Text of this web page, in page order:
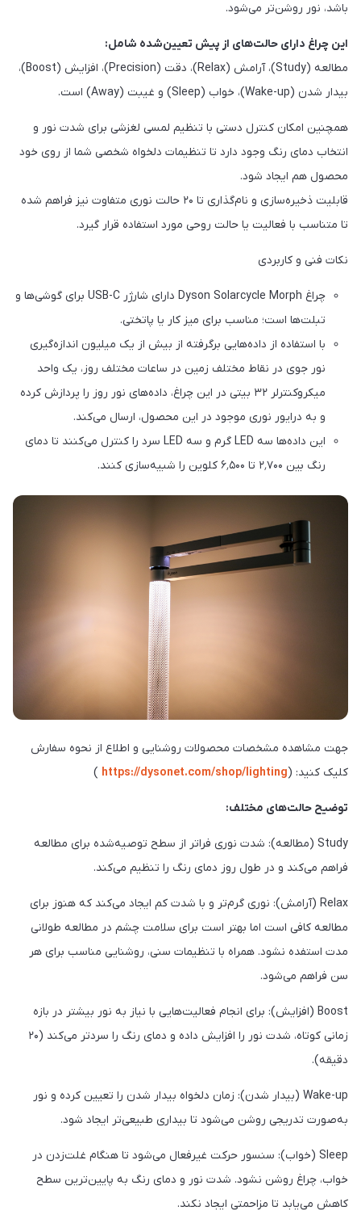
باشد، نور روشن‌تر می‌شود.
این چراغ دارای حالت‌های از پیش تعیین‌شده شامل:
مطالعه (Study)، آرامش (Relax)، دقت (Precision)، افزایش (Boost)،
بیدار شدن (Wake-up)، خواب (Sleep) و غیبت (Away) است.
همچنین امکان کنترل دستی با تنظیم لمسی لغزشی برای شدت نور و
انتخاب دمای رنگ وجود دارد تا تنظیمات دلخواه شخصی شما از روی خود
محصول هم ایجاد شود.
قابلیت ذخیره‌سازی و نام‌گذاری تا ۲۰ حالت نوری متفاوت نیز فراهم شده
تا متناسب با فعالیت یا حالت روحی مورد استفاده قرار گیرد.
نکات فنی و کاربردی
چراغ Dyson Solarcycle Morph دارای شارژر USB-C برای گوشی‌ها و
تبلت‌ها است؛ مناسب برای میز کار یا پاتختی.
با استفاده از داده‌هایی برگرفته از بیش از یک میلیون اندازه‌گیری
نور جوی در نقاط مختلف زمین در ساعات مختلف روز، یک واحد
میکروکنترلر ۳۲ بیتی در این چراغ، داده‌های نور روز را پردازش کرده
و به درایور نوری موجود در این محصول، ارسال می‌کند.
این داده‌ها سه LED گرم و سه LED سرد را کنترل می‌کنند تا دمای
رنگ بین ۲٬۷۰۰ تا ۶٬۵۰۰ کلوین را شبیه‌سازی کنند.
جهت مشاهده مشخصات محصولات روشنایی و اطلاع از نحوه سفارش
کلیک کنید: (https://dysonet.com/shop/lighting
)
توضیح حالت‌های مختلف:
Study (مطالعه): شدت نوری فراتر از سطح توصیه‌شده برای مطالعه
فراهم می‌کند و در طول روز دمای رنگ را تنظیم می‌کند.
Relax (آرامش): نوری گرم‌تر و با شدت کم ایجاد می‌کند که هنوز برای
مطالعه کافی است اما بهتر است برای سلامت چشم در مطالعه طولانی
مدت استفده نشود. همراه با تنظیمات سنی، روشنایی مناسب برای هر
سن فراهم می‌شود.
Boost (افزایش): برای انجام فعالیت‌هایی با نیاز به نور بیشتر در بازه
زمانی کوتاه، شدت نور را افزایش داده و دمای رنگ را سردتر می‌کند (۲۰
دقیقه).
Wake-up (بیدار شدن): زمان دلخواه بیدار شدن را تعیین کرده و نور
به‌صورت تدریجی روشن می‌شود تا بیداری طبیعی‌تر ایجاد شود.
Sleep (خواب): سنسور حرکت غیرفعال می‌شود تا هنگام غلت‌زدن در
خواب، چراغ روشن نشود. شدت نور و دمای رنگ به پایین‌ترین سطح
کاهش می‌یابد تا مزاحمتی ایجاد نکند.